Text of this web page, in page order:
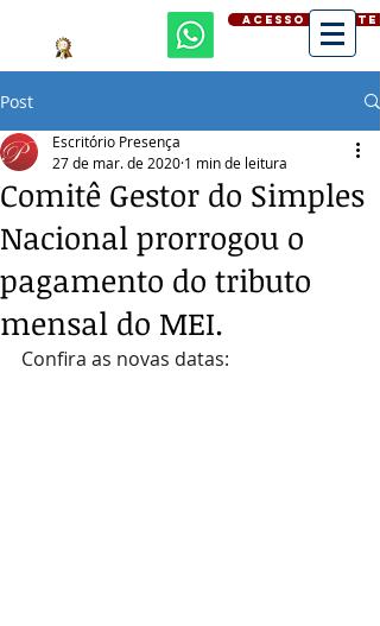
ACESSO CLIENTE
Post
Comitê Gestor do Simples
Nacional prorrogou o
pagamento do tributo
mensal do MEI.
Escritório Presença
27 de mar. de 2020 1 min de leitura
Confira as novas datas: